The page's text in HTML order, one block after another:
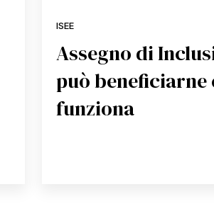
ISEE
Assegno di
può beneficiarne
funziona